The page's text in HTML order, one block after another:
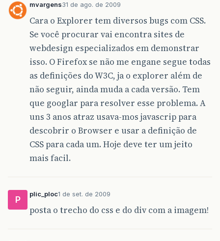
mvargens31 de ago. de 2009
Cara o Explorer tem diversos bugs com CSS.
Se você procurar vai encontra sites de
webdesign especializados em demonstrar
isso. O Firefox se não me engane segue todas
as definições do W3C, ja o explorer além de
não seguir, ainda muda a cada versão. Tem
que googlar para resolver esse problema. A
uns 3 anos atraz usava-mos javascrip para
descobrir o Browser e usar a definição de
CSS para cada um. Hoje deve ter um jeito
mais facil.
P
plic_ploc1 de set. de 2009
posta o trecho do css e do div com a imagem!